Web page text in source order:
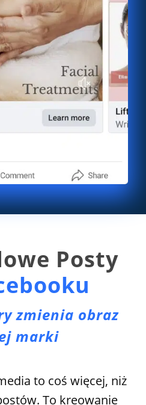
Posty
zmienia obraz
marki
to coś więcej, niż
To kreowanie